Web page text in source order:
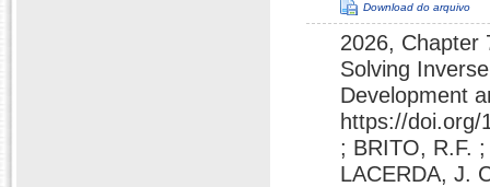
Download do arquivo
2026, Chapter
Solving
Development
https://doi.org/
; BRITO, R.F.
LACERDA, J.